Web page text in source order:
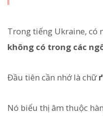
Trong tiếng Ukraine, có
không có trong các
Đầu tiên cần nhớ là chữґ
Nó biểu thị âm thuộc